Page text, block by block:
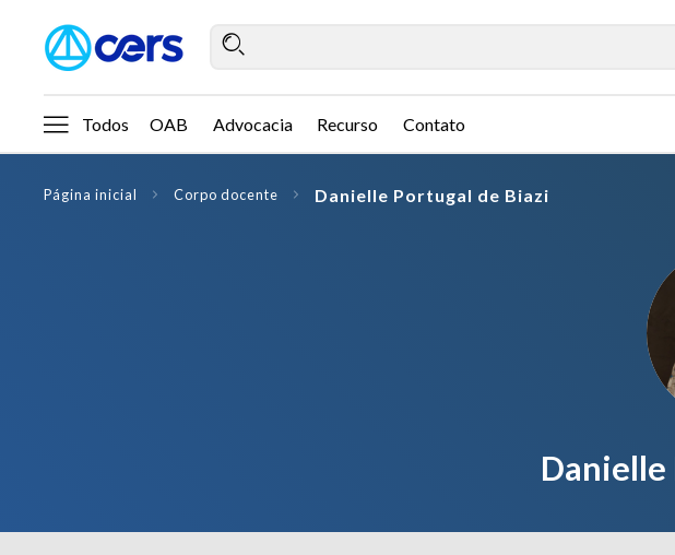
Todos OAB Advocacia Recurso Contato
Página inicial Corpo docente Danielle Portugal de Biazi
Danielle